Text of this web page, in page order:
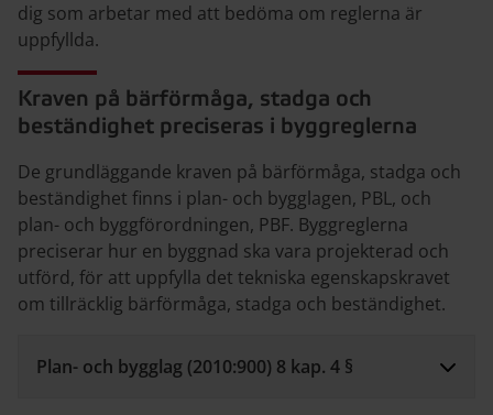
dig som arbetar med att bedöma om reglerna är
uppfyllda.
Kraven på bärförmåga, stadga och
beständighet preciseras i byggreglerna
De grundläggande kraven på bärförmåga, stadga och
beständighet finns i plan- och bygglagen, PBL, och
plan- och byggförordningen, PBF. Byggreglerna
preciserar hur en byggnad ska vara projekterad och
utförd, för att uppfylla det tekniska egenskapskravet
om tillräcklig bärförmåga, stadga och beständighet.
Plan- och bygglag (2010:900) 8 kap. 4 §